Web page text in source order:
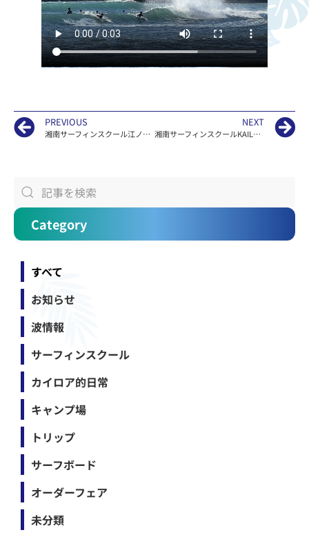
PREVIOUS
湘南サーフィンスクール江ノ島KAILOAの波情報
NEXT
湘南サーフィンスクールKAILOAのカスタムサーフボード
Category
すべて
お知らせ
波情報
サーフィンスクール
カイロア的日常
キャンプ場
トリップ
サーフボード
オーダーフェア
未分類